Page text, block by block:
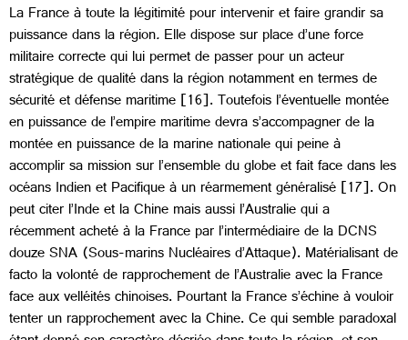
La France à toute la légitimité pour intervenir et faire grandir sa
puissance dans la région.Elle dispose sur place d’une force
militaire correcte qui lui permet de passer pour un acteur
stratégique de qualité dans la région notamment en termes de
sécurité et défense maritime [16]. Toutefois l’éventuelle montée
en puissance de l’empire maritime devra s’accompagner de la
montée en puissance de la marine nationale qui peine à
accomplir sa mission sur l’ensemble du globe et fait face dans les
océans Indien et Pacifique à un réarmement généralisé [17]. On
peut citer l’Inde et la Chine mais aussi l’Australie qui a
récemment acheté à la France par l’intermédiaire de la DCNS
douze SNA (Sous-marins Nucléaires d’Attaque). Matérialisant de
facto la volonté de rapprochement de l’Australie avec la France
face aux velléités chinoises. Pourtant la France s’échine à vouloir
tenter un rapprochement avec la Chine. Ce qui semble paradoxal